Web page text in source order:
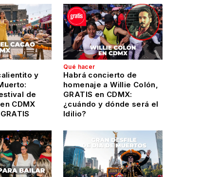
y
de
CDMX
Qué hacer
Habrá concierto de
homenaje a Willie Colón,
GRATIS en CDMX:
¿cuándo y dónde será el
Idilio?